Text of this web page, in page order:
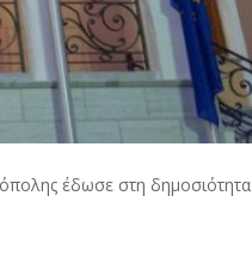
έδωσε στη δημοσιότητα